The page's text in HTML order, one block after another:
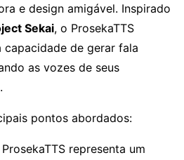
e design amigável. Inspirado
Sekai, o ProsekaTTS
capacidade de gerar fala
as vozes de seus
pontos abordados:
ProsekaTTS representa um